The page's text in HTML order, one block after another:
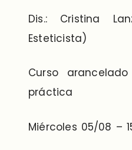
Dis.: Cristina
Esteticista)
Curso
práctica
Miércoles 05/08 –